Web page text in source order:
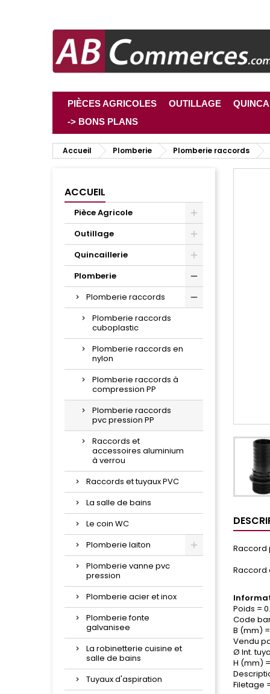
PIÈCES AGRICOLES OUTILLAGE
-> BONS PLANS
Accueil Plomberie Plomberie raccords
ACCUEIL
Pièce Agricole
Outillage
Quincaillerie
Plomberie
Plomberie raccords
Plomberie raccords
cuboplastic
Plomberie raccords en
nylon
Plomberie raccords à
compression PP
Plomberie raccords
pvc pression PP
Raccords et
accessoires aluminium
à verrou
Raccords et tuyaux PVC
La salle de bains
Le coin WC
Plomberie laiton
Plomberie vanne pvc
pression
Plomberie acier et inox
Plomberie fonte
galvanisee
La robinetterie cuisine et
salle de bains
Tuyaux d'aspiration
Raccord
Raccord
Poids =
Code
B (mm) =
Vendu
Ø Int.
H (mm)
Filetage